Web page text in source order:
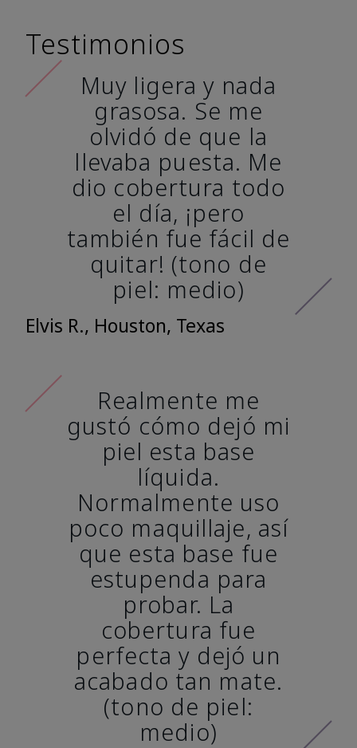
Testimonios
Muy ligera y nada
grasosa. Se me
olvidó de que la
llevaba puesta. Me
dio cobertura todo
el día, ¡pero
también fue fácil de
quitar! (tono de
piel: medio)
Elvis R., Houston, Texas
Realmente me
gustó cómo dejó mi
piel esta base
líquida.
Normalmente uso
poco maquillaje, así
que esta base fue
estupenda para
probar. La
cobertura fue
perfecta y dejó un
acabado tan mate.
(tono de piel:
medio)